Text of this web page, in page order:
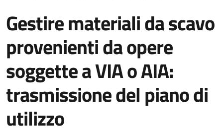
Gestire materiali da scavo
provenienti da opere
soggette a VIA o AIA:
trasmissione del piano di
utilizzo